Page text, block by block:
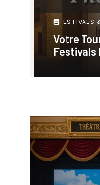
FESTIVALS
Votre
Festivals